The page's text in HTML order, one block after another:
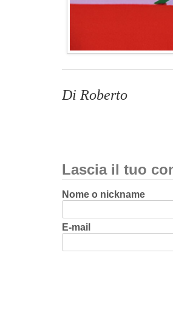
Di Roberto
Lascia il tuo
Nome o nickname
E-mail